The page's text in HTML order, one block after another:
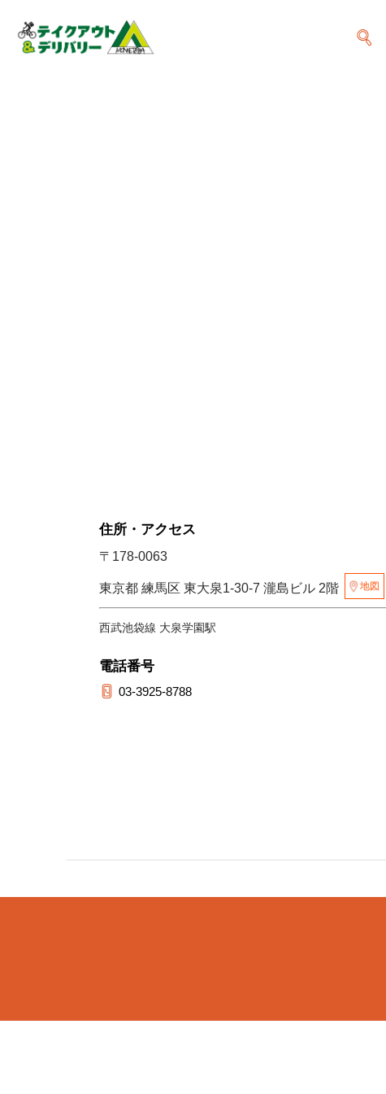
住所・アクセス
〒178-0063
東京都 練馬区 東大泉1-30-7 瀧島ビル 2階 地図
西武池袋線 大泉学園駅
電話番号
03-3925-8788